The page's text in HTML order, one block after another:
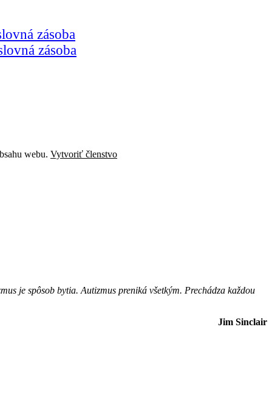
zásoba
zásoba
webu. Vytvoriť členstvo
je spôsob bytia. Autizmus preniká všetkým. Prechádza každou
Jim Sinclair